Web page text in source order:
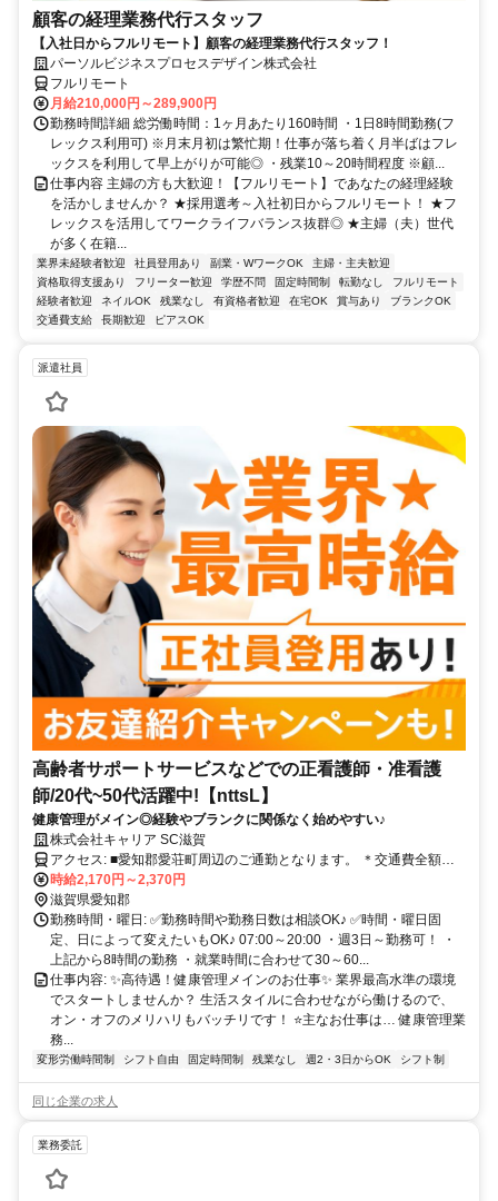
顧客の経理業務代行スタッフ
【入社日からフルリモート】顧客の経理業務代行スタッフ！
パーソルビジネスプロセスデザイン株式会社
フルリモート
月給210,000円～289,900円
勤務時間詳細 総労働時間：1ヶ月あたり160時間 ・1日8時間勤務(フ
レックス利用可) ※月末月初は繁忙期！仕事が落ち着く月半ばはフレ
ックスを利用して早上がりが可能◎ ・残業10～20時間程度 ※顧...
仕事内容 主婦の方も大歓迎！【フルリモート】であなたの経理経験
を活かしませんか？ ★採用選考～入社初日からフルリモート！ ★フ
レックスを活用してワークライフバランス抜群◎ ★主婦（夫）世代
が多く在籍...
業界未経験者歓迎 社員登用あり 副業・WワークOK
主婦・主夫歓迎
資格取得支援あり
フリーター歓迎 学歴不問 固定時間制 転勤なし
フルリモート
経験者歓迎
ネイルOK 残業なし 有資格者歓迎 在宅OK 賞与あり
ブランクOK
交通費支給
長期歓迎 ピアスOK
派遣社員
高齢者サポートサービスなどでの正看護師・准看護
師/20代~50代活躍中!【nttsL】
健康管理がメイン◎経験やブランクに関係なく始めやすい♪
株式会社キャリア SC滋賀
アクセス: ■愛知郡愛荘町周辺のご通勤となります。 ＊交通費全額支
給 ＊車通勤・バイク通勤OK（ガソリン代支給） ＊自転車通勤OK
時給2,170円～2,370円
滋賀県愛知郡
勤務時間・曜日: ✅勤務時間や勤務日数は相談OK♪ ✅時間・曜日固
定、日によって変えたいもOK♪ 07:00～20:00 ・週3日～勤務可！ ・
上記から8時間の勤務 ・就業時間に合わせて30～60...
仕事内容: ✨高待遇！健康管理メインのお仕事✨ 業界最高水準の環境
でスタートしませんか？ 生活スタイルに合わせながら働けるので、
オン・オフのメリハリもバッチリです！ ⭐主なお仕事は… 健康管理業
務...
変形労働時間制 シフト自由 固定時間制 残業なし 週2・3日からOK シフト制
同じ企業の求人
業務委託